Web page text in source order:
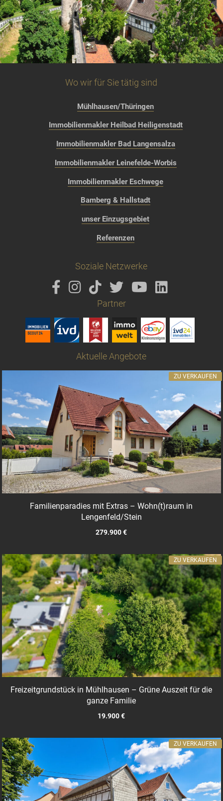
Wo wir für Sie tätig sind
Mühlhausen/Thüringen
Immobilienmakler Heilbad Heiligenstadt
Immobilienmakler Bad Langensalza
Immobilienmakler Leinefelde-Worbis
Immobilienmakler Eschwege
Bamberg & Hallstadt
unser Einzugsgebiet
Referenzen
Soziale Netzwerke
Partner
Aktuelle Angebote
Familienparadies mit Extras – Wohn(t)raum in
Lengenfeld/Stein
279.900 €
ZU VERKAUFEN
Freizeitgrundstück in Mühlhausen – Grüne Auszeit für die
ganze Familie
19.900 €
ZU VERKAUFEN
ZU VERKAUFEN